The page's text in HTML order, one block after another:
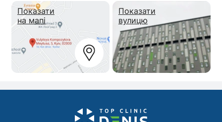
Показати
на мапі
Показати
вулицю